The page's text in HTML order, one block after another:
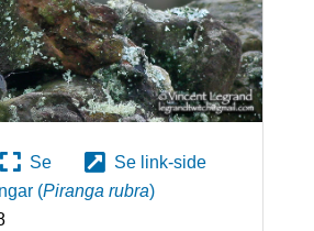
Se
Se link-side
(Piranga rubra)